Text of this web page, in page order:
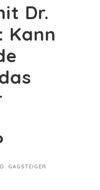
Dr.
Kann
GAGSTEIGER